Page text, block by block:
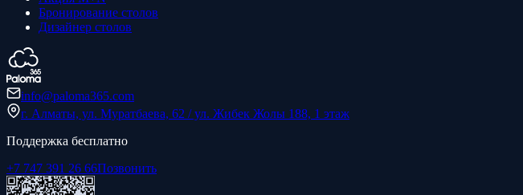
Бронирование столов
Дизайнер столов
info@paloma365.com
г. Алматы, ул. Муратбаева, 62 / ул. Жибек Жолы 188, 1 этаж
Поддержка бесплатно
+7 747 391 26 66Позвонить